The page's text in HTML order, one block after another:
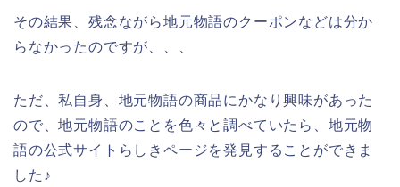
その結果、残念ながら地元物語のクーポンなどは分か
らなかったのですが、、、
ただ、私自身、地元物語の商品にかなり興味があった
ので、地元物語のことを色々と調べていたら、地元物
語の公式サイトらしきページを発見することができま
した♪